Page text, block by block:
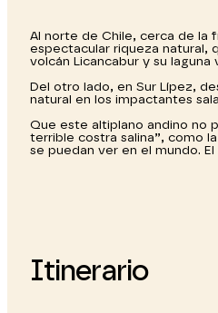
Al norte de Chile, cerca de la
espectacular riqueza natural,
volcán Licancabur y su laguna
Del otro lado, en Sur Lípez,
natural en los impactantes
Que este altiplano andino no
terrible costra salina”, como
se puedan ver en el mundo.
Itinerario